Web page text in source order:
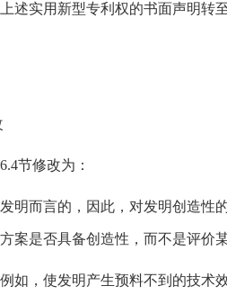
述实用新型专利权的书面声明
节修改为：
明而言的，因此，对发明创造
案是否具备创造性，而不是评价
如，使发明产生预料不到的技